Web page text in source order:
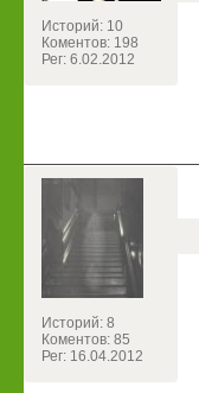
Историй: 10
Коментов: 198
Рег: 6.02.2012
Историй: 8
Коментов: 85
Рег: 16.04.2012